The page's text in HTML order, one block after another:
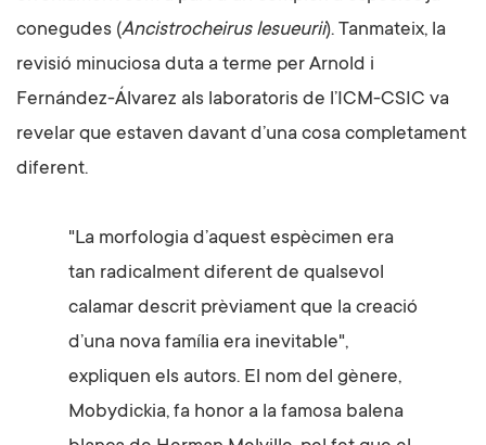
conegudes (Ancistrocheirus lesueurii). Tanmateix, la
revisió minuciosa duta a terme per Arnold i
Fernández-Álvarez als laboratoris de l’ICM-CSIC va
revelar que estaven davant d’una cosa completament
diferent.
"La morfologia d’aquest espècimen era
tan radicalment diferent de qualsevol
calamar descrit prèviament que la creació
d’una nova família era inevitable",
expliquen els autors. El nom del gènere,
Mobydickia, fa honor a la famosa balena